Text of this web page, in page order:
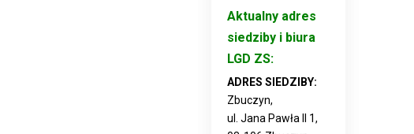
Aktualny adres
siedziby i biura
LGD ZS:
ADRES SIEDZIBY:
Zbuczyn,
ul. Jana Pawła II 1,